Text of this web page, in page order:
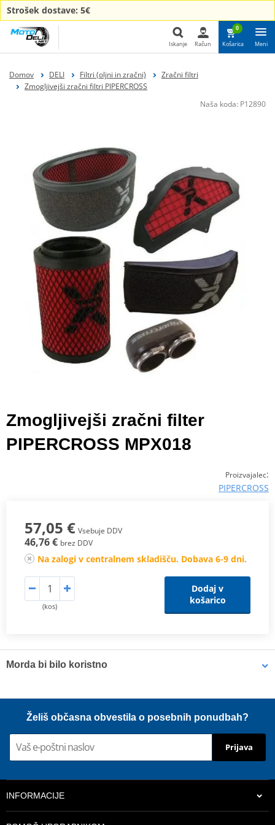
Strošek dostave: 5€
Iskanje Račun
0
Košarica Meni
Domov DELI Filtri (oljni in zračni)
Zračni filtri
Zmogljivejši zračni filtri PIPERCROSS
Naša koda: P12890
Zmogljivejši zračni filter
PIPERCROSS MPX018
Proizvajalec:
PIPERCROSS
57,05 € Vsebuje DDV
46,76 € brez DDV
Na zalogi v centralnem skladišču. Dobava 6-9 dni.
(kos)
Dodaj v
košarico
Morda bi bilo koristno
Želiš občasna obvestila o posebnih ponudbah?
Prijava
INFORMACIJE